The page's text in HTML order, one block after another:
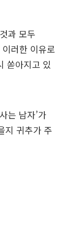
과 모두
러한 이유로
쏟아지고 있
는 남자’가
지 귀추가 주